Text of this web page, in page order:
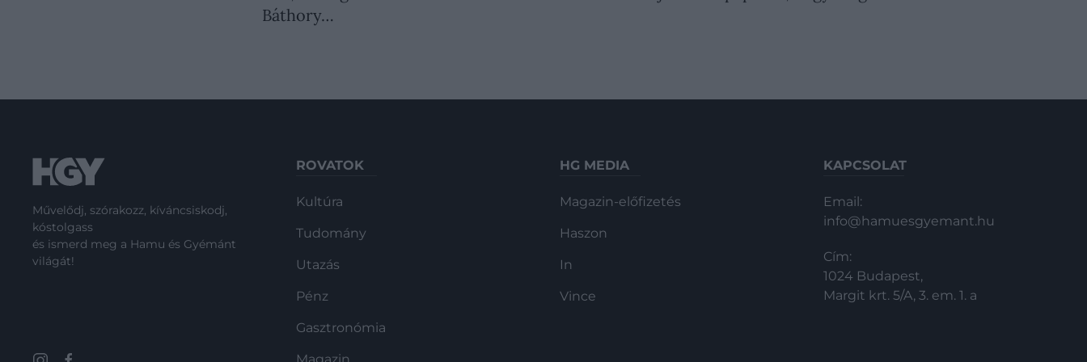
Báthory…
Művelődj, szórakozz, kíváncsiskodj,
kóstolgass
és ismerd meg a Hamu és Gyémánt
világát!
ROVATOK
Kultúra
Tudomány
Utazás
Pénz
Gasztronómia
HG MEDIA
Magazin-előfizetés
Haszon
In
Vince
KAPCSOLAT
Email:
info@hamuesgyemant.hu
Cím:
1024 Budapest,
Margit krt. 5/A, 3. em. 1. a